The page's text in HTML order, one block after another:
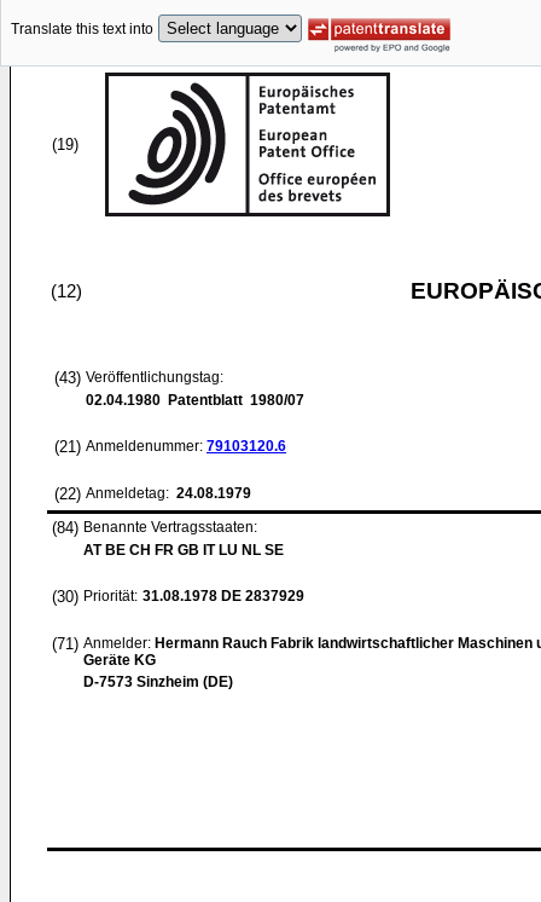
Translate this text into
(19)
(12)
(43) Veröffentlichungstag:
02.04.1980 Patentblatt 1980/07
(21) Anmeldenummer: 79103120.6
(22) Anmeldetag: 24.08.1979
(84) Benannte Vertragsstaaten:
AT BE CH FR GB IT LU NL SE
(30) Priorität: 31.08.1978 DE 2837929
(71) Anmelder: Hermann Rauch Fabrik landwirtschaftlicher Maschinen
Geräte KG
D-7573 Sinzheim (DE)